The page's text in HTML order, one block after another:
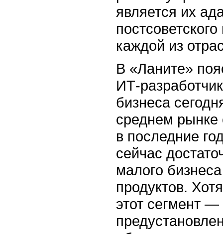
является их
каждой из
В «Ланите»
ИТ-
бизнеса
среднем рынке
в последние
сейчас
малого
продуктов.
этот сегмент